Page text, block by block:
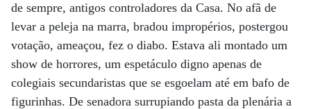
de sempre, antigos controladores da Casa. No afã de
levar a peleja na marra, bradou impropérios, postergou
votação, ameaçou, fez o diabo. Estava ali montado um
show de horrores, um espetáculo digno apenas de
colegiais secundaristas que se esgoelam até em bafo de
figurinhas. De senadora surrupiando pasta da plenária a